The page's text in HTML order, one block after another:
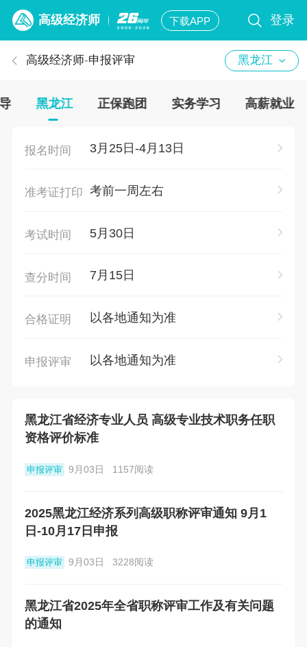
高级经济师 下载APP 登录
黑龙江
高级经济师-申报评审
黑龙江 正保跑团 实务学习 高薪就业
报名时间 3月25日-4月13日
准考证打印 考前一周左右
考试时间 5月30日
查分时间 7月15日
合格证明 以各地通知为准
申报评审 以各地通知为准
黑龙江省经济专业人员 高级专业技术职务任职
资格评价标准
申报评审 9月03日 1157阅读
2025黑龙江经济系列高级职称评审通知 9月1
日-10月17日申报
申报评审 9月03日 3228阅读
黑龙江省2025年全省职称评审工作及有关问题
的通知